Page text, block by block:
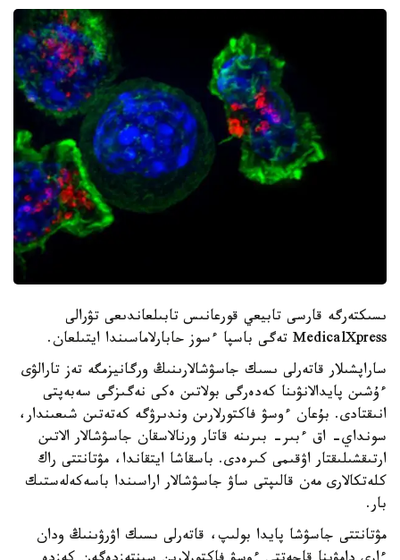
ىسىكتەرگە قارسى تابيعي قورعانىس تابىلعاندىعى تۋرالى
MedicalXpress تەگى باسپا ءسوز حابارلاماسىندا ايتىلعان.
ساراپشىلار قاتەرلى ىسىك جاسۋشالارىنىڭ ورگانيزمگە تەز تارالۋى
ءۇشىن پايدالانۋىنا كەدەرگى بولاتىن ەكى نەگىزگى سەبەپتى
انىقتادى. بۇعان ءوسۋ فاكتورلارىن وندىرۋگە كەتەتىن شىعىندار،
سونداي- اق ءبىر- بىرىنە قاتار ورنالاسقان جاسۋشالار الاتىن
ارتىقشىلىقتار اۋقىمى كىرەدى. باسقاشا ايتقاندا، مۋتانتتى راك
كلەتكالارى مەن قالىپتى ساۋ جاسۋشالار اراسىندا باسەكەلەستىك
بار.
مۋتانتتى جاسۋشا پايدا بولىپ، قاتەرلى ىسىك اۋرۋىنىڭ ودان